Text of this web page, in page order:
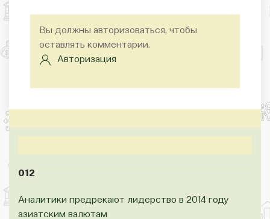
Вы должны авторизоваться, чтобы
оставлять комментарии.
Авторизация